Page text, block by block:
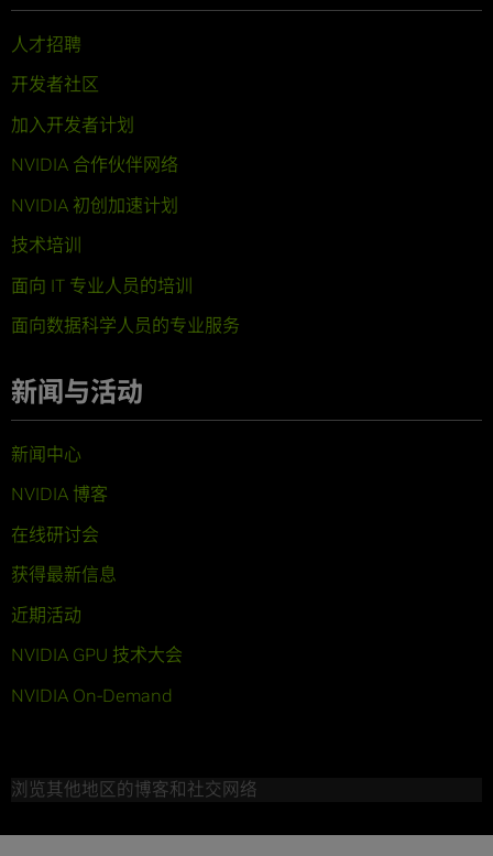
人才招聘
开发者社区
加入开发者计划
NVIDIA 合作伙伴网络
NVIDIA 初创加速计划
技术培训
面向 IT 专业人员的培训
面向数据科学人员的专业服务
新闻与活动
新闻中心
NVIDIA 博客
在线研讨会
获得最新信息
近期活动
NVIDIA GPU 技术大会
NVIDIA On-Demand
浏览其他地区的博客和社交网络